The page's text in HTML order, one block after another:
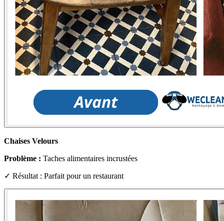
Chaises Velours
Problème : Taches alimentaires incrustées
✓ Résultat : Parfait pour un restaurant